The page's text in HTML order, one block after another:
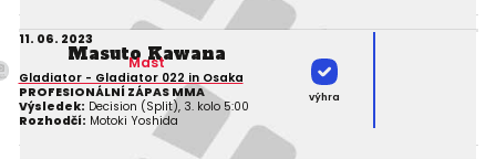
11. 06. 2023
Masuto Kawana
Mast
Gladiator - Gladiator 022 in Osaka
PROFESIONÁLNÍ ZÁPAS MMA
Výsledek: Decision (Split), 3. kolo 5:00
Rozhodčí: Motoki Yoshida
výhra